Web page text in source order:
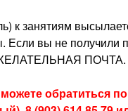
к занятиям
Если вы не получили
ПОЧТА.
обратиться